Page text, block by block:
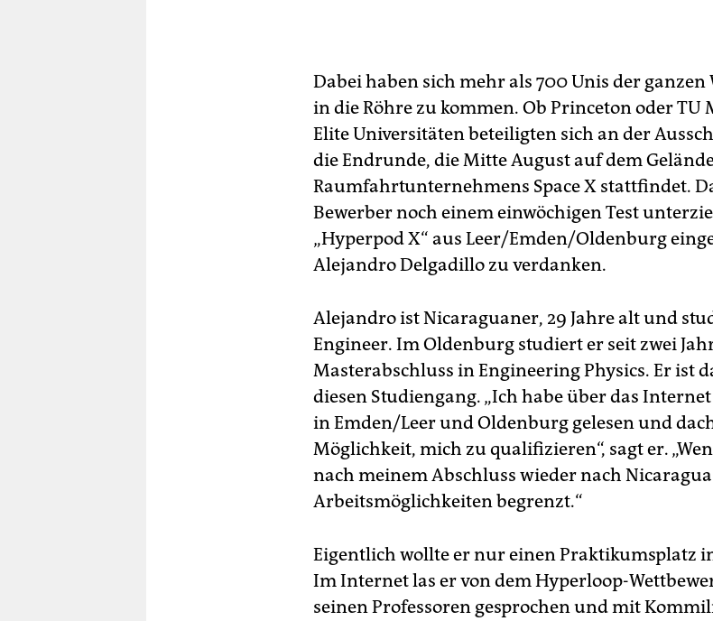
Dabei haben sich mehr als 700 Unis der
in die Röhre zu kommen. Ob Princeton oder TU
Elite Universitäten beteiligten sich an der
die Endrunde, die Mitte August auf dem
Raumfahrtunternehmens Space X stattfindet.
Bewerber noch einem einwöchigen Test
„Hyperpod X“ aus Leer/Emden/Oldenburg
Alejandro Delgadillo zu verdanken.
Alejandro ist Nicaraguaner, 29 Jahre alt und
Engineer. Im Oldenburg studiert er seit zwei
Masterabschluss in Engineering Physics. Er ist
diesen Studiengang. „Ich habe über das
in Emden/Leer und Oldenburg gelesen und
Möglichkeit, mich zu qualifizieren“, sagt er.
nach meinem Abschluss wieder nach
Arbeitsmöglichkeiten begrenzt.“
Eigentlich wollte er nur einen Praktikumsplatz
Im Internet las er von dem Hyperloop-
seinen Professoren gesprochen und mit